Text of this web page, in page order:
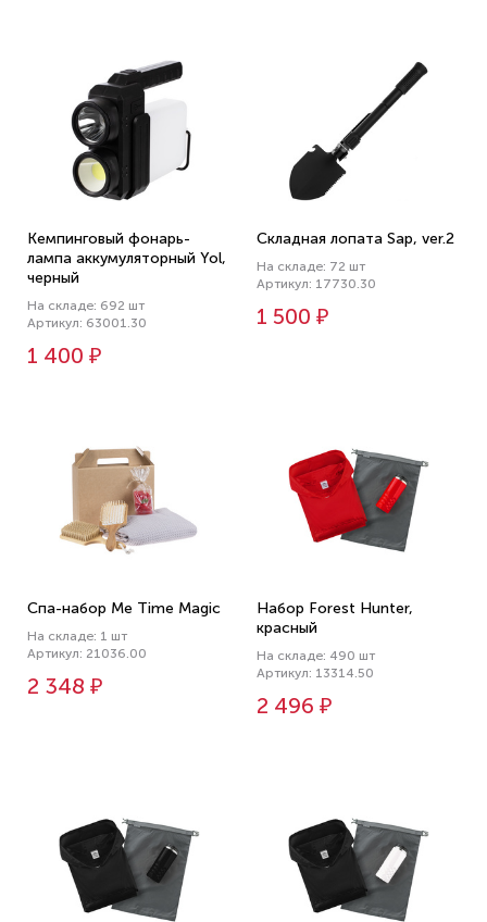
Кемпинговый фонарь-
лампа аккумуляторный Yol,
черный
На складе: 692 шт
Артикул: 63001.30
1 400 ₽
Складная лопата Sap, ver.2
На складе: 72 шт
Артикул: 17730.30
1 500 ₽
Спа-набор Me Time Magic
На складе: 1 шт
Артикул: 21036.00
2 348 ₽
Набор Forest Hunter,
красный
На складе: 490 шт
Артикул: 13314.50
2 496 ₽